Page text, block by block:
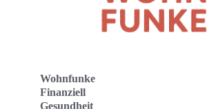
Wohnfunke
Finanziell
Gesundheit